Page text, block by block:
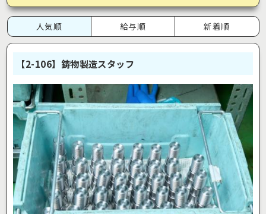
人気順 給与順 新着順
【2-106】鋳物製造スタッフ